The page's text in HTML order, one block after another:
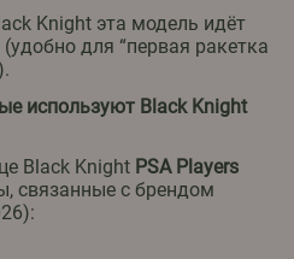
Knight эта модель идёт
для “первая ракетка
используют Black Knight
Black Knight PSA Players
связанные с брендом